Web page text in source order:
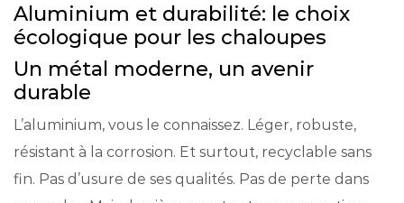
Aluminium et durabilité: le choix
écologique pour les chaloupes
Un métal moderne, un avenir
durable
L’aluminium, vous le connaissez. Léger, robuste,
résistant à la corrosion. Et surtout, recyclable sans
fin. Pas d’usure de ses qualités. Pas de perte dans